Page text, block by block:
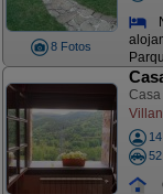
8 Fotos
Casa